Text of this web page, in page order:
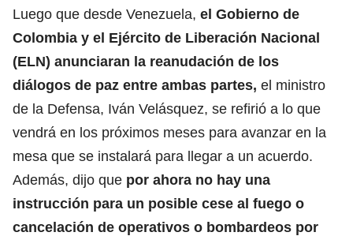
Luego que desde Venezuela, el Gobierno de
Colombia y el Ejército de Liberación Nacional
(ELN) anunciaran la reanudación de los
diálogos de paz entre ambas partes, el ministro
de la Defensa, Iván Velásquez, se refirió a lo que
vendrá en los próximos meses para avanzar en la
mesa que se instalará para llegar a un acuerdo.
Además, dijo que por ahora no hay una
instrucción para un posible cese al fuego o
cancelación de operativos o bombardeos por